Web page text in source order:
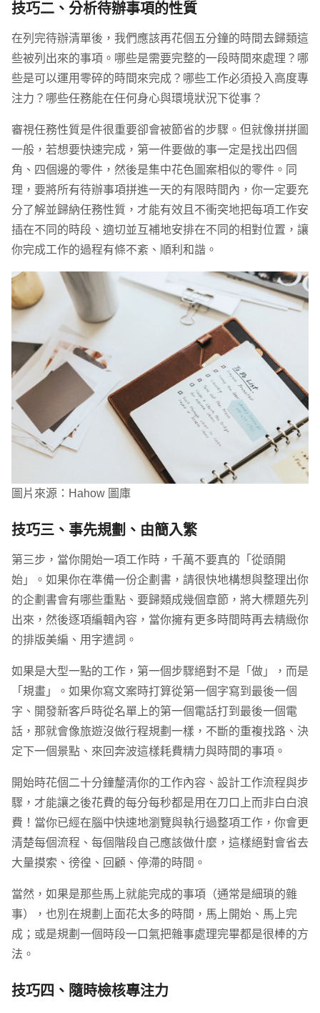
技巧二、分析待辦事項的性質
在列完待辦清單後，我們應該再花個五分鐘的時間去歸類這
些被列出來的事項。哪些是需要完整的一段時間來處理？哪
些是可以運用零碎的時間來完成？哪些工作必須投入高度專
注力？哪些任務能在任何身心與環境狀況下從事？
審視任務性質是件很重要卻會被節省的步驟。但就像拼拼圖
一般，若想要快速完成，第一件要做的事一定是找出四個
角、四個邊的零件，然後是集中花色圖案相似的零件。同
理，要將所有待辦事項拼進一天的有限時間內，你一定要充
分了解並歸納任務性質，才能有效且不衝突地把每項工作安
插在不同的時段、適切並互補地安排在不同的相對位置，讓
你完成工作的過程有條不紊、順利和諧。
圖片來源：Hahow 圖庫
技巧三、事先規劃、由簡入繁
第三步，當你開始一項工作時，千萬不要真的「從頭開
始」。如果你在準備一份企劃書，請很快地構想與整理出你
的企劃書會有哪些重點、要歸類成幾個章節，將大標題先列
出來，然後逐項編輯內容，當你擁有更多時間時再去精緻你
的排版美編、用字遣詞。
如果是大型一點的工作，第一個步驟絕對不是「做」，而是
「規畫」。如果你寫文案時打算從第一個字寫到最後一個
字、開發新客戶時從名單上的第一個電話打到最後一個電
話，那就會像旅遊沒做行程規劃一樣，不斷的重複找路、決
定下一個景點、來回奔波這樣耗費精力與時間的事項。
開始時花個二十分鐘釐清你的工作內容、設計工作流程與步
驟，才能讓之後花費的每分每秒都是用在刀口上而非白白浪
費！當你已經在腦中快速地瀏覽與執行過整項工作，你會更
清楚每個流程、每個階段自己應該做什麼，這樣絕對會省去
大量摸索、徬徨、回顧、停滯的時間。
當然，如果是那些馬上就能完成的事項（通常是細瑣的雜
事），也別在規劃上面花太多的時間，馬上開始、馬上完
成；或是規劃一個時段一口氣把雜事處理完畢都是很棒的方
法。
技巧四、隨時檢核專注力